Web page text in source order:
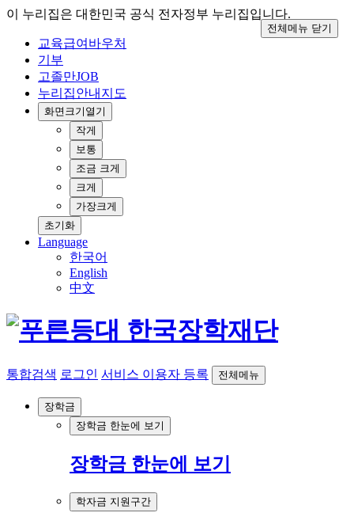
이 누리집은 대한민국 공식 전자정부 누리집입니다.
교육급여바우처
기부
고졸만JOB
누리집안내지도
화면크기 열기
작게
보통
조금 크게
크게
가장크게
초기화
Language
한국어
English
中文
통합검색 로그인 서비스 이용자 등록 전체메뉴
장학금
장학금 한눈에 보기
장학금 한눈에 보기
학자금 지원구간
전체메뉴 닫기